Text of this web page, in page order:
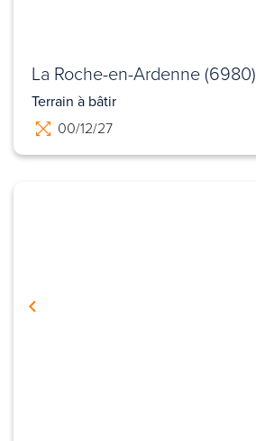
La Roche-en-Ardenne (6980)
Terrain à bâtir
00/12/27